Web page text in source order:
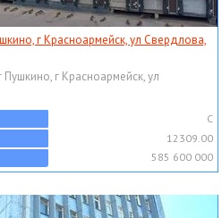
г Красноармейск, ул Свердлова,
г Красноармейск, ул
C
12309.00
585 600 000